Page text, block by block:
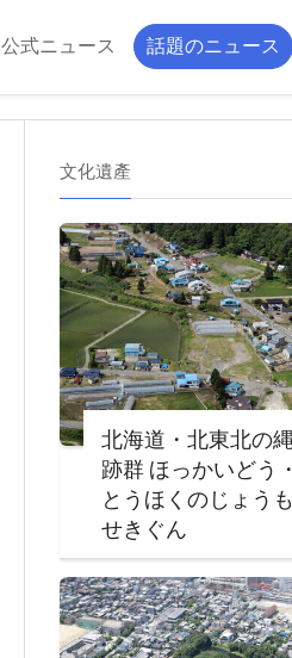
公式ニュース 話題のニュース
文化遺產
北海道・北東北の
跡群 ほっかいどう
とうほくのじょう
せきぐん